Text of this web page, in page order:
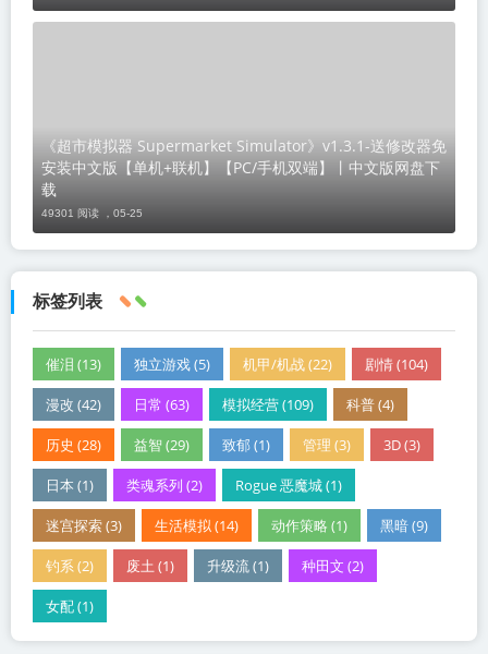
《超市模拟器 Supermarket Simulator》v1.3.1-送修改器免
安装中文版【单机+联机】【PC/手机双端】丨中文版网盘下
载
49301 阅读 ， 05-25
标签列表
催泪 (13) 独立游戏 (5) 机甲/机战 (22) 剧情 (104)
漫改 (42) 日常 (63) 模拟经营 (109) 科普 (4)
历史 (28) 益智 (29) 致郁 (1) 管理 (3) 3D (3)
日本 (1) 类魂系列 (2) Rogue 恶魔城 (1)
迷宫探索 (3) 生活模拟 (14) 动作策略 (1) 黑暗 (9)
钓系 (2) 废土 (1) 升级流 (1) 种田文 (2)
女配 (1)